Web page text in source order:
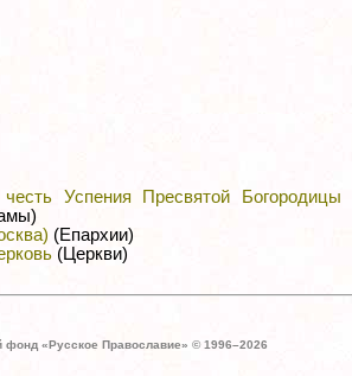
Успения Пресвятой Богородицы
(Епархии)
(Церкви)
фонд «Русское Православие» © 1996–2026